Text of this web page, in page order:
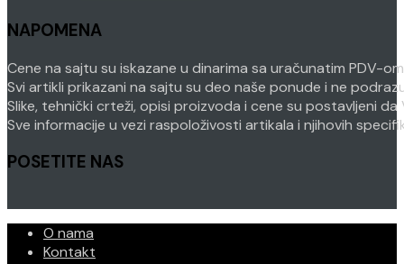
NAPOMENA
Cene na sajtu su iskazane u dinarima sa uračunatim PDV-
Svi artikli prikazani na sajtu su deo naše ponude i ne
Slike, tehnički crteži, opisi proizvoda i cene su postavljeni
Sve informacije u vezi raspoloživosti artikala i njihovih
POSETITE NAS
O nama
Kontakt